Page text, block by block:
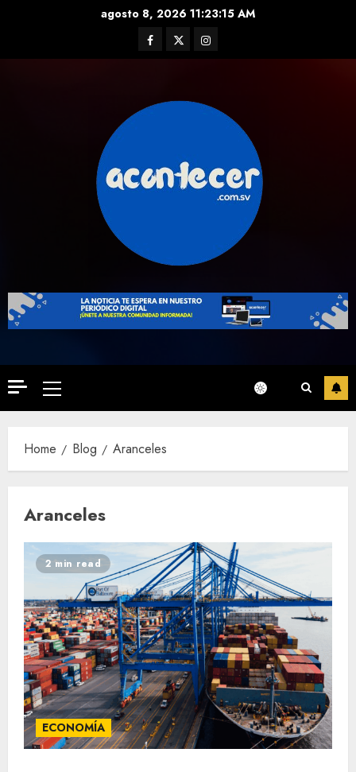
agosto 8, 2026 11:23:16 AM
Facebook
TwitterInstagram
Primary
Menu
Home Blog Aranceles
Aranceles
2 min read
ECONOMÍA